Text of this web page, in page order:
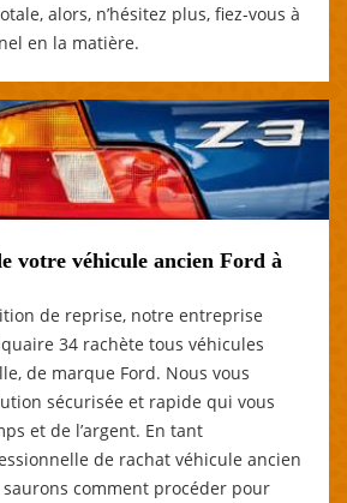
alors, n’hésitez plus, fiez-vous à
en la matière.
votre véhicule ancien Ford à
de reprise, notre entreprise
34 rachète tous véhicules
de marque Ford. Nous vous
sécurisée et rapide qui vous
et de l’argent. En tant
de rachat véhicule ancien
saurons comment procéder pour